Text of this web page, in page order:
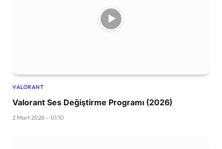
VALORANT
Valorant Ses Değiştirme Programı (2026)
2 Mart 2026 - 01:10